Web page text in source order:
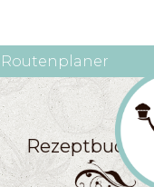
Routenplaner
Rezeptbuch